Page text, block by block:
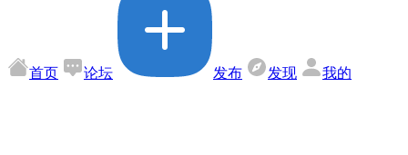
首页 论坛 发布 发现 我的